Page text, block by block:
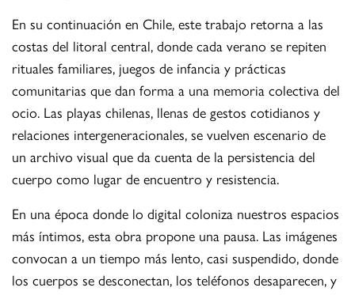
En su continuación en Chile, este trabajo retorna a las
costas del litoral central, donde cada verano se repiten
rituales familiares, juegos de infancia y prácticas
comunitarias que dan forma a una memoria colectiva del
ocio. Las playas chilenas, llenas de gestos cotidianos y
relaciones intergeneracionales, se vuelven escenario de
un archivo visual que da cuenta de la persistencia del
cuerpo como lugar de encuentro y resistencia.
En una época donde lo digital coloniza nuestros espacios
más íntimos, esta obra propone una pausa. Las imágenes
convocan a un tiempo más lento, casi suspendido, donde
los cuerpos se desconectan, los teléfonos desaparecen, y